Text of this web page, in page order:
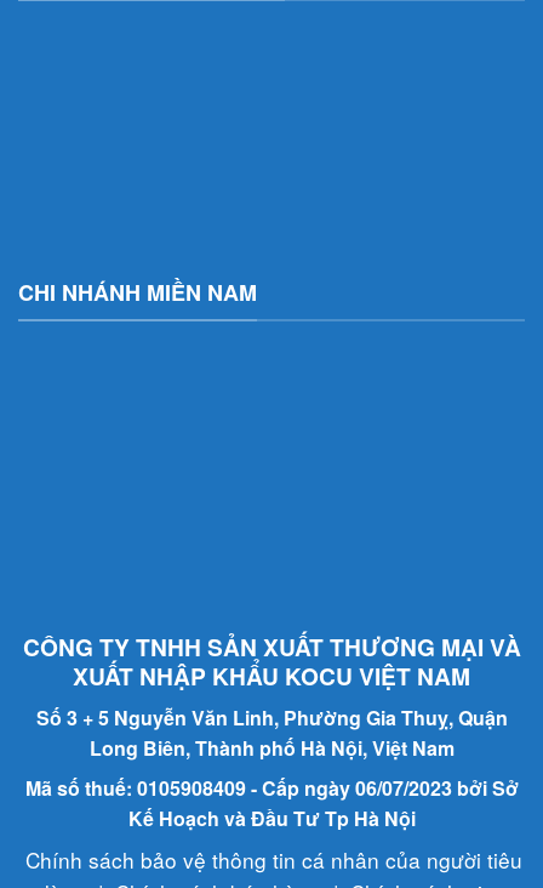
CHI NHÁNH MIỀN NAM
CÔNG TY TNHH SẢN XUẤT THƯƠNG MẠI VÀ
XUẤT NHẬP KHẨU KOCU VIỆT NAM
Số 3 + 5 Nguyễn Văn Linh, Phường Gia Thuỵ, Quận
Long Biên, Thành phố Hà Nội, Việt Nam
Mã số thuế: 0105908409 - Cấp ngày 06/07/2023 bởi Sở
Kế Hoạch và Đầu Tư Tp Hà Nội
Chính sách bảo vệ thông tin cá nhân của người tiêu